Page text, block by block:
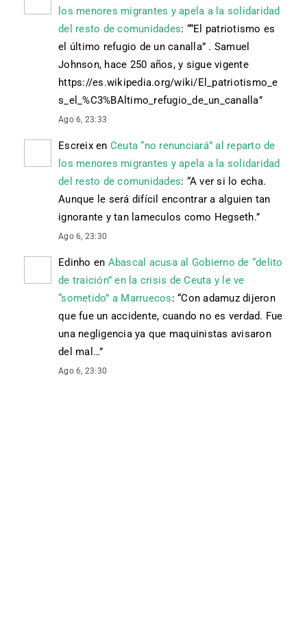
los menores migrantes y apela a la solidaridad
del resto de comunidades: ““El patriotismo es
el último refugio de un canalla” . Samuel
Johnson, hace 250 años, y sigue vigente
https://es.wikipedia.org/wiki/El_patriotismo_e
s_el_%C3%BAltimo_refugio_de_un_canalla”
Ago 6, 23:33
Escreixen Ceuta “no renunciará” al reparto de
los menores migrantes y apela a la solidaridad
del resto de comunidades: “A ver si lo echa.
Aunque le será difícil encontrar a alguien tan
ignorante y tan lameculos como Hegseth.”
Ago 6, 23:30
Edinho en Abascal acusa al Gobierno de “delito
de traición” en la crisis de Ceuta y le ve
“sometido” a Marruecos: “Con adamuz dijeron
que fue un accidente, cuando no es verdad. Fue
una negligencia ya que maquinistas avisaron
del mal…”
Ago 6, 23:30